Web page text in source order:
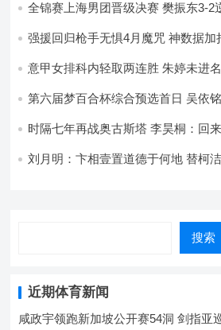
全锦赛上海男团晋级决赛 樊振东3-2
强援回归枪手无惧4月魔咒 神数据加
意甲女排科内轻取两连胜 朱婷未进
第六届梦百合杯综合预选首日 吴依
时隔七年再战奥古斯塔 李昊桐：回
刘月明：卞相壹置道德于何地 替柯
搜索
近期体育新闻
咸政宇领跑新加坡公开赛54洞 剑指亚